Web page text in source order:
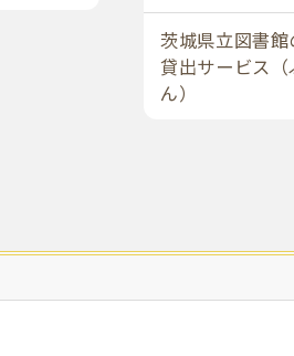
茨城県立図書
貸出サービス
ん）